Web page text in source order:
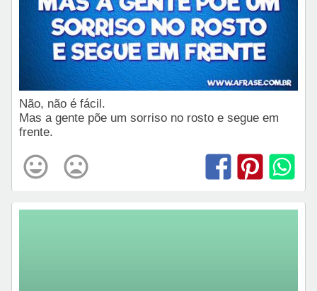
Não, não é fácil.
Mas a gente põe um sorriso no rosto e segue em
frente.